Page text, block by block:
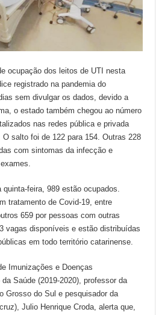
ocupação dos leitos de UTI nesta
registrado na pandemia do
sem divulgar os dados, devido a
o estado também chegou ao número
nas redes pública e privada
salto foi de 122 para 154. Outras 228
com sintomas da infecção e
feira, 989 estão ocupados.
tratamento de Covid-19, entre
659 por pessoas com outras
vagas disponíveis e estão distribuídas
em todo território catarinense.
Imunizações e Doenças
Saúde (2019-2020), professor da
Grosso do Sul e pesquisador da
Julio Henrique Croda, alerta que,